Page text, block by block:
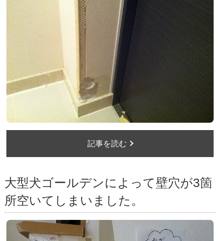
記事を読む
大型犬ゴールデンによって壁穴が3箇
所空いてしまいました。